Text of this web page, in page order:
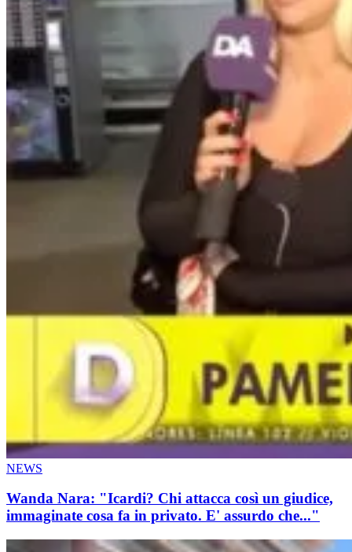
NEWS
Wanda Nara: "Icardi? Chi attacca così un giudice,
immaginate cosa fa in privato. E' assurdo che..."